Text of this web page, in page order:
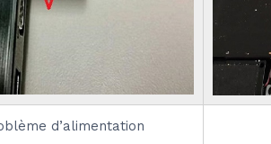
d’alimentation